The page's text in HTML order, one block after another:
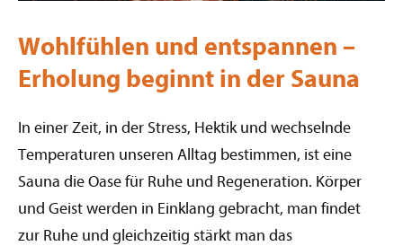
Wohlfühlen und entspannen –
Erholung beginnt in der Sauna
In einer Zeit, in der Stress, Hektik und wechselnde
Temperaturen unseren Alltag bestimmen, ist eine
Sauna die Oase für Ruhe und Regeneration. Körper
und Geist werden in Einklang gebracht, man findet
zur Ruhe und gleichzeitig stärkt man das